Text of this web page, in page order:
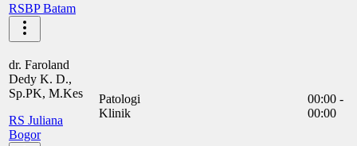
RSBP Batam
dr. Faroland
Dedy K. D.,
Sp.PK, M.Kes
RS Juliana
Bogor
Patologi
Klinik
00:00 -
00:00